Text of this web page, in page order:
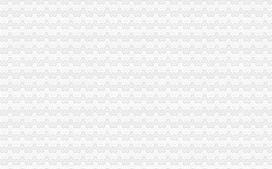
南岸区海棠溪街道办事处_电话_地址|在哪里_上班时间-重庆本地宝
想要具有口碑的公司注销服务,就找果岭创投_海棠溪街道公司变更_
南坪五公里现在是划给海棠溪街道办的吗_重庆_论坛_天涯社区
重庆南岸海棠溪民办大学招生,重庆南岸海棠溪民办职业学校,重庆南
重庆中国建设银行海棠溪分理处_电话_地址|在哪里_营业时间-重庆本地
重庆南岸区海棠溪街道办附近酒店_重庆南岸区海棠溪街道办附近宾馆
中国建设银行股份有限公司重庆南岸海棠溪支行联系方式_信用报告_
可靠的公司注销成都哪里有-海棠溪街道公司注销
【钢运房产海棠溪商圈办公环境】钢运房产海棠溪商圈工作环境如何、
中国邮政储蓄银行股份有限公司重庆南岸区海棠溪营业所联系方式_信
重庆海棠溪装修装饰
重庆市南岸区人民海棠溪街道办事处招标采购信息
海棠溪街道举办演讲比赛孩童与员同台讲法-新闻频道-华龙网